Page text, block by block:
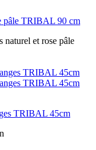
pâle TRIBAL 90 cm
et rose pâle
TRIBAL 45cm